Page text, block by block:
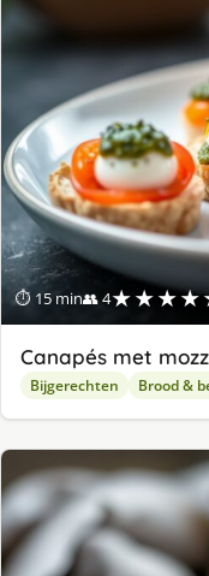
⏱ 15 min👥 4
Canapés met
Bijgerechten Brood &